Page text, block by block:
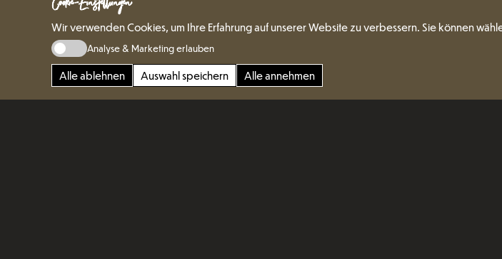
Wir verwenden Cookies, um Ihre Erfahrung auf unserer Website zu verbessern. Sie können
Analyse & Marketing erlauben
Alle ablehnen Auswahl speichern Alle annehmen